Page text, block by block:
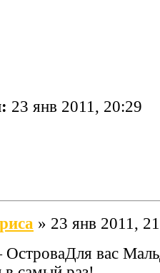
23 янв 2011, 20:29
» 23 янв 2011,
вас